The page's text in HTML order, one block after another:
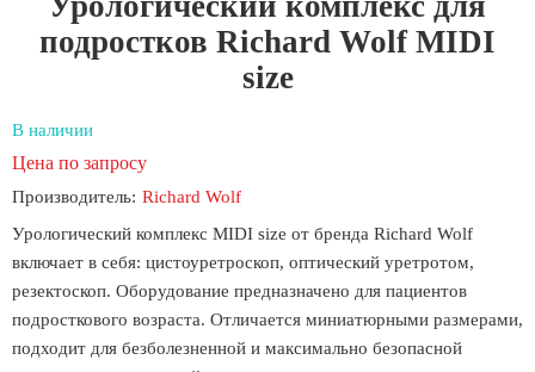
подростков Richard Wolf MIDI
size
В наличии
Цена по запросу
Производитель: Richard Wolf
Урологический комплекс MIDI size от бренда Richard Wolf
включает в себя: цистоуретроскоп, оптический уретротом,
резектоскоп. Оборудование предназначено для пациентов
подросткового возраста. Отличается миниатюрными размерами,
подходит для безболезненной и максимально безопасной